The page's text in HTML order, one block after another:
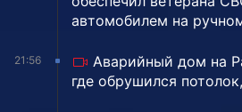
автомобилем на
21:56
Аварийный дом на
где обрушился